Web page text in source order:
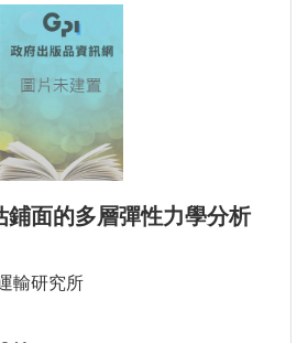
鋪面的多層彈性力學分析
輸研究所